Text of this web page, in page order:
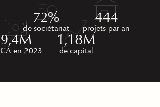
72%
de sociétariat
444
projets par an
9,4M
en 2023
1,18M
de capital